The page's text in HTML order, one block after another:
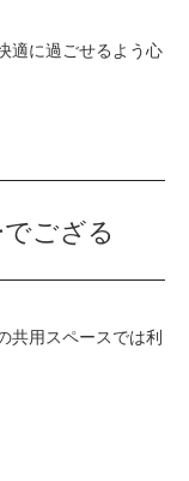
適に過ごせるよう心
ござる
共用スペースでは利